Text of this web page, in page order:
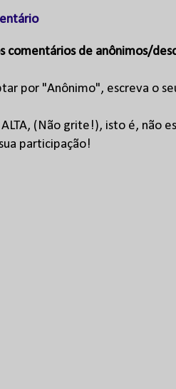
comentários de anônimos/
por "Anônimo", escreva o
ALTA, (Não grite!), isto é, não
participação!